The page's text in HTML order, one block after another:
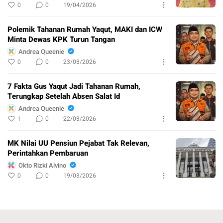
0 0 19/04/2026
Polemik Tahanan Rumah Yaqut, MAKI dan ICW
Minta Dewas KPK Turun Tangan
Andrea Queenie
0 0 23/03/2026
7 Fakta Gus Yaqut Jadi Tahanan Rumah,
Terungkap Setelah Absen Salat Id
Andrea Queenie
1 0 22/03/2026
MK Nilai UU Pensiun Pejabat Tak Relevan,
Perintahkan Pembaruan
Okto Rizki Alvino
0 0 19/03/2026